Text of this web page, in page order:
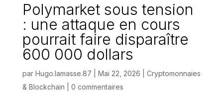
Polymarket sous tension
: une attaque en cours
pourrait faire disparaître
600 000 dollars
par Hugo.lamasse.87 Mai 22, 2026
Cryptomonnaies
& Blockchain
0 commentaires